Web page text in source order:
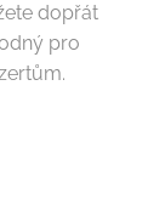
dopřát
pro